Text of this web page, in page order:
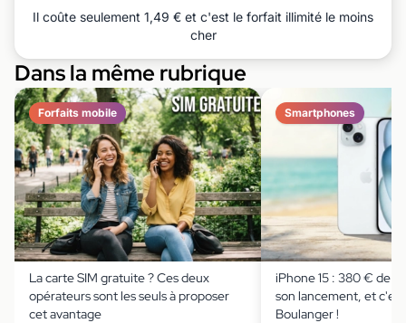
Il coûte seulement 1,49 € et c'est le forfait illimité le moins
cher
Dans la même rubrique
Forfaits mobile
La carte SIM gratuite ? Ces deux
opérateurs sont les seuls à proposer
cet avantage
Smartphones
iPhone 15 : 380 € de
son lancement, et
Boulanger !